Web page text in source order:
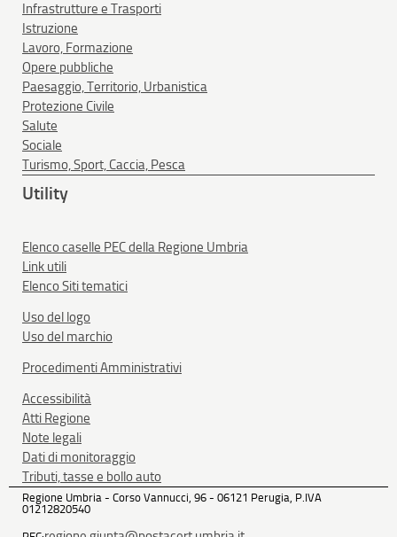
Infrastrutture e Trasporti
Istruzione
Lavoro, Formazione
Opere pubbliche
Paesaggio, Territorio, Urbanistica
Protezione Civile
Salute
Sociale
Turismo, Sport, Caccia, Pesca
Utility
Elenco caselle PEC della Regione Umbria
Link utili
Elenco Siti tematici
Uso del logo
Uso del marchio
Procedimenti Amministrativi
Accessibilità
Atti Regione
Note legali
Dati di monitoraggio
Tributi, tasse e bollo auto
Regione Umbria - Corso Vannucci, 96 - 06121 Perugia, P.IVA
01212820540